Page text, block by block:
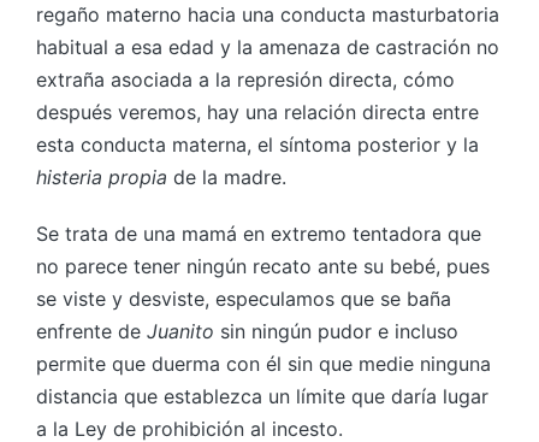
regaño materno hacia una conducta masturbatoria
habitual a esa edad y la amenaza de castración no
extraña asociada a la represión directa, cómo
después veremos, hay una relación directa entre
esta conducta materna, el síntoma posterior y la
histeria propia de la madre.
Se trata de una mamá en extremo tentadora que
no parece tener ningún recato ante su bebé, pues
se viste y desviste, especulamos que se baña
enfrente de Juanito sin ningún pudor e incluso
permite que duerma con él sin que medie ninguna
distancia que establezca un límite que daría lugar
a la Ley de prohibición al incesto.